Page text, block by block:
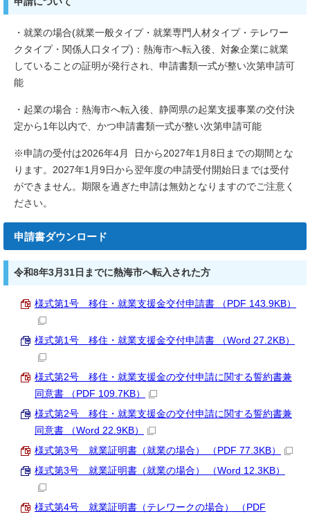
・就業の場合(就業一般タイプ・就業専門人材タイプ・テレワー
クタイプ・関係人口タイプ)：熱海市へ転入後、対象企業に就業
していることの証明が発行され、申請書類一式が整い次第申請可
能
・起業の場合：熱海市へ転入後、静岡県の起業支援事業の交付決
定から1年以内で、かつ申請書類一式が整い次第申請可能
※申請の受付は2026年4月 日から2027年1月8日までの期間とな
ります。2027年1月9日から翌年度の申請受付開始日までは受付
ができません。期限を過ぎた申請は無効となりますのでご注意く
ださい。
申請書ダウンロード
令和8年3月31日までに熱海市へ転入された方
様式第1号 移住・就業支援金交付申請書 （PDF 143.9KB）
様式第1号 移住・就業支援金交付申請書 （Word 27.2KB）
様式第2号 移住・就業支援金の交付申請に関する誓約書兼
同意書 （PDF 109.7KB）
様式第2号 移住・就業支援金の交付申請に関する誓約書兼
同意書 （Word 22.9KB）
様式第3号 就業証明書（就業の場合） （PDF 77.3KB）
様式第3号 就業証明書（就業の場合） （Word 12.3KB）
様式第4号 就業証明書（テレワークの場合） （PDF